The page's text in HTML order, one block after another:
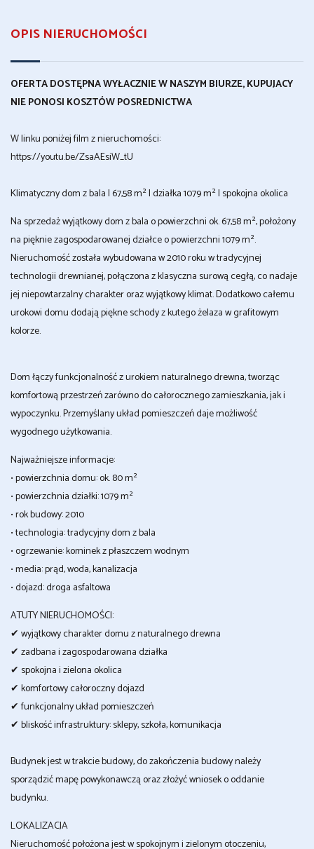
OPIS NIERUCHOMOŚCI
OFERTA DOSTĘPNA WYŁACZNIE W NASZYM BIURZE, KUPUJACY
NIE PONOSI KOSZTÓW POSREDNICTWA
W linku poniżej film z nieruchomości:
https://youtu.be/ZsaAEsiW_tU
Klimatyczny dom z bala | 67,58 m² | działka 1079 m² | spokojna okolica
Na sprzedaż wyjątkowy dom z bala o powierzchni ok. 67,58 m², położony
na pięknie zagospodarowanej działce o powierzchni 1079 m².
Nieruchomość została wybudowana w 2010 roku w tradycyjnej
technologii drewnianej, połączona z klasyczna surową cegłą, co nadaje
jej niepowtarzalny charakter oraz wyjątkowy klimat. Dodatkowo całemu
urokowi domu dodają piękne schody z kutego żelaza w grafitowym
kolorze.
Dom łączy funkcjonalność z urokiem naturalnego drewna, tworząc
komfortową przestrzeń zarówno do całorocznego zamieszkania, jak i
wypoczynku. Przemyślany układ pomieszczeń daje możliwość
wygodnego użytkowania.
Najważniejsze informacje:
• powierzchnia domu: ok. 80 m²
• powierzchnia działki: 1079 m²
• rok budowy: 2010
• technologia: tradycyjny dom z bala
• ogrzewanie: kominek z płaszczem wodnym
• media: prąd, woda, kanalizacja
• dojazd: droga asfaltowa
ATUTY NIERUCHOMOŚCI:
✔ wyjątkowy charakter domu z naturalnego drewna
✔ zadbana i zagospodarowana działka
✔ spokojna i zielona okolica
✔ komfortowy całoroczny dojazd
✔ funkcjonalny układ pomieszczeń
✔ bliskość infrastruktury: sklepy, szkoła, komunikacja
Budynek jest w trakcie budowy, do zakończenia budowy należy
sporządzić mapę powykonawczą oraz złożyć wniosek o oddanie
budynku.
LOKALIZACJA
Nieruchomość położona jest w spokojnym i zielonym otoczeniu,